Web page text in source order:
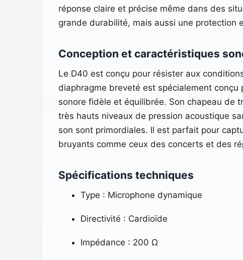
réponse claire et précise même dans des
grande durabilité, mais aussi une protection
Conception et caractéristiques
Le D40 est conçu pour résister aux
diaphragme breveté est spécialement
sonore fidèle et équilibrée. Son chapeau de
très hauts niveaux de pression acoustique
son sont primordiales. Il est parfait pour
bruyants comme ceux des concerts et des
Spécifications techniques
Type : Microphone dynamique
Directivité : Cardioïde
Impédance : 200 Ω